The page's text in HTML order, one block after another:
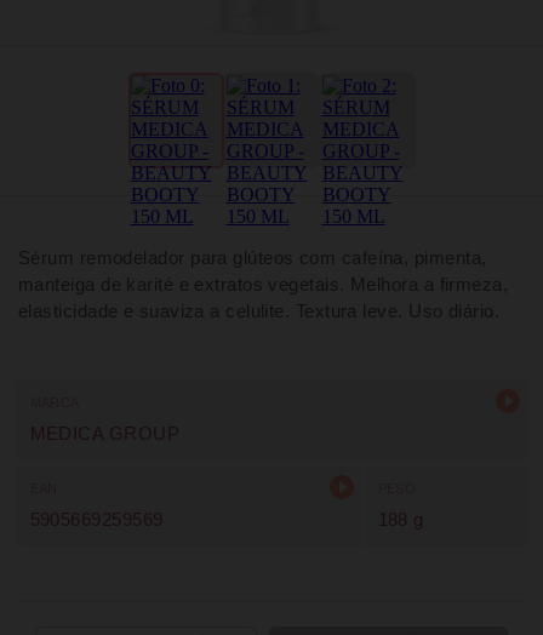
Sérum remodelador para glúteos com cafeína, pimenta,
manteiga de karité e extratos vegetais. Melhora a firmeza,
elasticidade e suaviza a celulite. Textura leve. Uso diário.
MEDICA GROUP
5905669259569 188 g